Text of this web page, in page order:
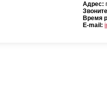
Адрес:
Время
E-mail: